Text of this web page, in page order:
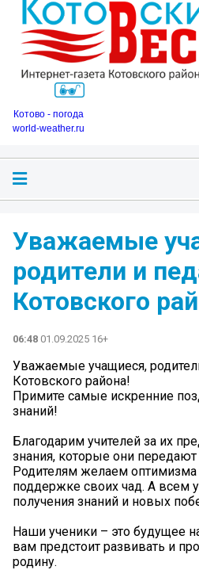
Котово - погода
world-weather.ru
Уважаемые
родители и
Котовского
06:48 01.09.2025 16+
Уважаемые учащиеся,
Котовского района!
Примите самые искренние
знаний!
Благодарим учителей за их
знания, которые они
Родителям желаем оптимизма
поддержке своих чад. А всем
получения знаний и новых
Наши ученики – это будущее
вам предстоит развивать и
родину.